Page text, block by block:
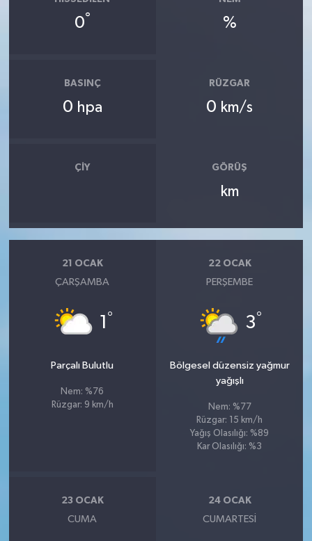
0° %
BASINÇ
0 hpa
RÜZGAR
0 km/s
ÇIY GÖRÜŞ
km
21 OCAK
ÇARŞAMBA
1 °
Parçalı Bulutlu
Nem: %76
Rüzgar: 9 km/h
22 OCAK
PERŞEMBE
3°
Bölgesel düzensiz yağmur
yağışlı
Nem: %77
Rüzgar: 15 km/h
Yağış Olasılığı: %89
Kar Olasılığı: %3
23 OCAK
CUMA
24 OCAK
CUMARTESI